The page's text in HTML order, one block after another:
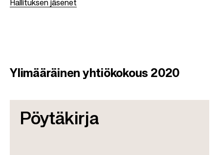
Hallituksen jäsenet
Ylimääräinen yhtiökokous 2020
Pöytäkirja